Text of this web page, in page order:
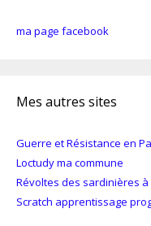
ma page facebook
Mes autres sites
Guerre et Résistance en
Loctudy ma commune
Révoltes des sardinières
Scratch apprentissage